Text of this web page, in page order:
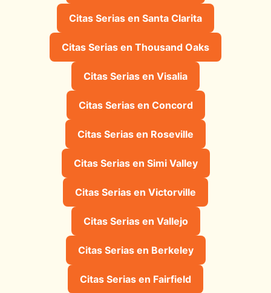
Citas Serias en Santa Clarita
Citas Serias en Thousand Oaks
Citas Serias en Visalia
Citas Serias en Concord
Citas Serias en Roseville
Citas Serias en Simi Valley
Citas Serias en Victorville
Citas Serias en Vallejo
Citas Serias en Berkeley
Citas Serias en Fairfield